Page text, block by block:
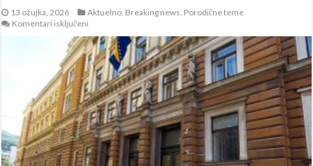
13 ožujka, 2026 Aktuelno Breaking news Porodične teme
Komentari isključeni
riječi
Tužilaštva
KS:
Propusti
tokom
operacije
doveli
do
smrti
djevojčice
Džene
Gadžun